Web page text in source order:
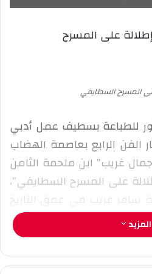
ع
ى
ب
ي
ل
ت
ن
ي
المسرح السطايفي
للطباعة بسطيف عمل أدبي
الفن الرابع بعاصمة الهضاب
غريب” ابن ملحمة الثامن
إطلالة على المسرح السطايفي”،
من 100 صفحة سافر غريب في عمق التاريخ
ورواده من الاندثار الذي
الشبه تام لما يؤرخ للمسرح
الكاتب هذا الواقع إلى
المزيد